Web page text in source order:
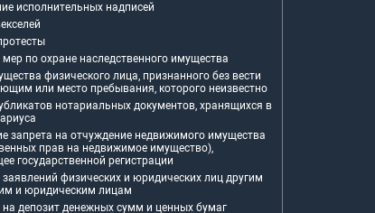
исполнительных надписей
по охране наследственного имущества
физического лица, признанного без вести
или место пребывания, которого неизвестно
нотариальных документов, хранящихся в
запрета на отчуждение недвижимого имущества
прав на недвижимое имущество),
государственной регистрации
заявлений физических и юридических лиц другим
и юридическим лицам
на депозит денежных сумм и ценных бумаг